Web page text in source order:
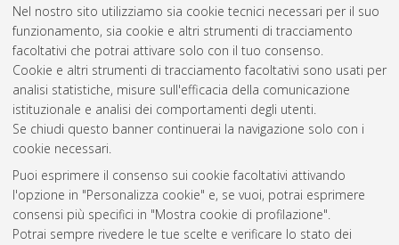
Nel nostro sito utilizziamo sia cookie tecnici necessari per il suo
funzionamento, sia cookie e altri strumenti di tracciamento
facoltativi che potrai attivare solo con il tuo consenso.
Cookie e altri strumenti di tracciamento facoltativi sono usati per
analisi statistiche, misure sull'efficacia della comunicazione
istituzionale e analisi dei comportamenti degli utenti.
Se chiudi questo banner continuerai la navigazione solo con i
cookie necessari.
Puoi esprimere il consenso sui cookie facoltativi attivando
l'opzione in "Personalizza cookie" e, se vuoi, potrai esprimere
consensi più specifici in "Mostra cookie di profilazione".
Potrai sempre rivedere le tue scelte e verificare lo stato dei
l'interoperabilità semantica in contesti IoT e WoT.[Laurea
magistrale], Università di Bologna, Corso di Studio in
Informatica [LM-DM270]
Questa lista e' stata generata ilWed Aug 5 20:58:31 2026
CEST
Atom
Rss 1.0
Rss 2.0